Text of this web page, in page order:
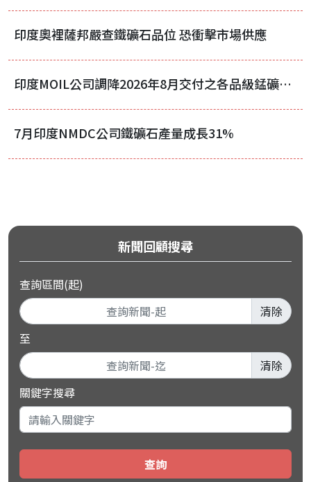
印度奧裡薩邦嚴查鐵礦石品位 恐衝擊市場供應
印度MOIL公司調降2026年8月交付之各品級錳礦價格
7月印度NMDC公司鐵礦石產量成長31%
新聞回顧搜尋
查詢區間(起)
清除
至
清除
關鍵字搜尋
查詢